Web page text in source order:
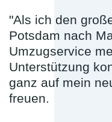
"Als ich den
Potsdam nach
Umzugservice
Unterstützung
ganz auf mein
freuen.